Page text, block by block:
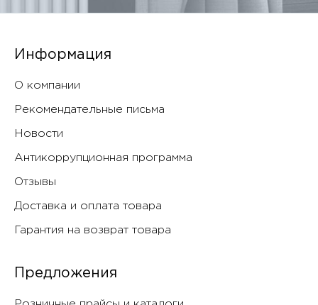
Информация
О компании
Рекомендательные письма
Новости
Антикоррупционная программа
Отзывы
Доставка и оплата товара
Гарантия на возврат товара
Предложения